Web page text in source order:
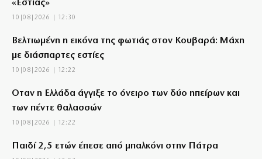
«Εστίας»
10|08|2026 | 12:30
Βελτιωμένη η εικόνα της φωτιάς στον Κουβαρά: Μάχη
με διάσπαρτες εστίες
10|08|2026 | 12:22
Όταν η Ελλάδα άγγιξε το όνειρο των δύο ηπείρων και
των πέντε θαλασσών
10|08|2026 | 12:22
Παιδί 2,5 ετών έπεσε από μπαλκόνι στην Πάτρα